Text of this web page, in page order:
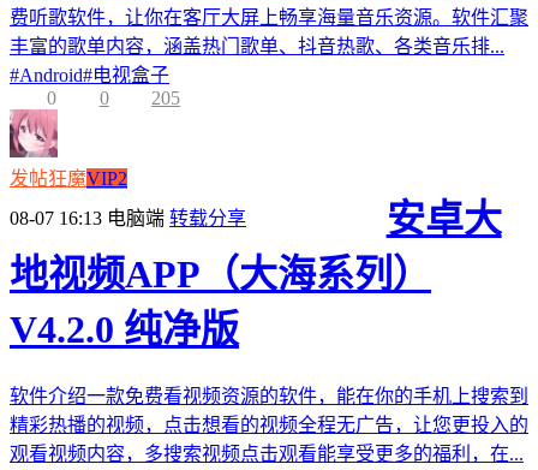
费听歌软件，让你在客厅大屏上畅享海量音乐资源。软件汇聚
丰富的歌单内容，涵盖热门歌单、抖音热歌、各类音乐排...
#Android#电视盒子
0
0 205
发帖狂魔VIP2
08-07 16:13 电脑端 转载分享
安卓大
地视频APP（大海系列）
V4.2.0 纯净版
软件介绍一款免费看视频资源的软件，能在你的手机上搜索到
精彩热播的视频，点击想看的视频全程无广告，让您更投入的
观看视频内容，多搜索视频点击观看能享受更多的福利，在...